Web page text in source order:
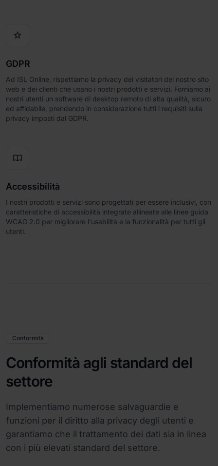

GDPR
Ad ISL Online, rispettiamo la privacy dei visitatori del nostro sito
web e dei clienti che usano i nostri prodotti e servizi. Forniamo ai
nostri utenti un software di desktop remoto di alta qualità, sicuro
ed affidabile, prendendo in considerazione tutti i requisiti sulla
privacy imposti dal GDPR.

Accessibilità
I nostri prodotti e servizi sono progettati per essere inclusivi, con
caratteristiche di accessibilità integrate allineate alle linee guida
WCAG 2.0 per migliorare l'usabilità e la funzionalità per tutti gli
utenti.
Conformità
Conformità agli standard del
settore
Implementiamo numerose salvaguardie e
funzioni per il diritto alla privacy degli utenti e
garantiamo che il trattamento dei dati sia in linea
con i più elevati standard del settore.